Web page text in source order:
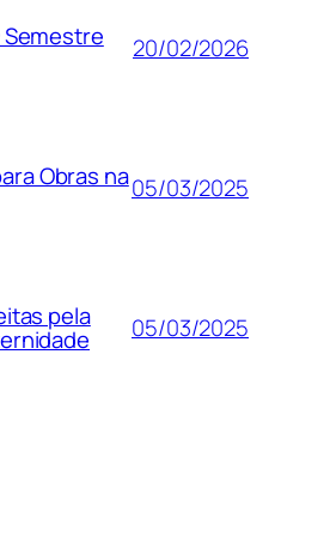
Semestre 20/02/2026
Obras na05/03/2025
pela 05/03/2025